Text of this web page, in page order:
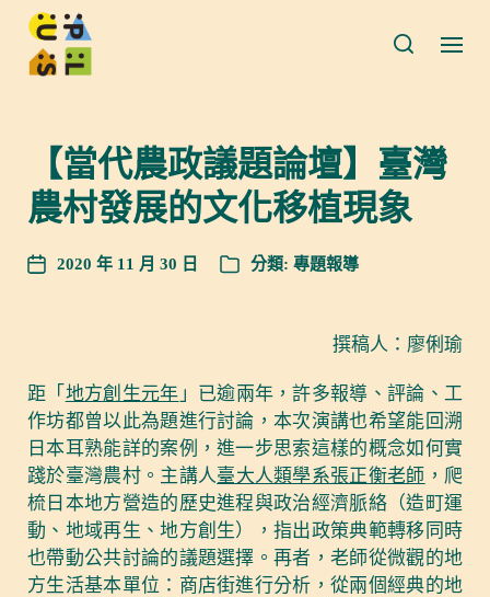
【當代農政議題論壇】臺灣
農村發展的文化移植現象
2020 年 11 月 30 日 分類: 專題報導
撰稿人：廖俐瑜
距「 地方創生元年 」已逾兩年，許多報導、評論、工
作坊都曾以此為題進行討論，本次演講也希望能回溯
日本耳熟能詳的案例，進一步思索這樣的概念如何實
踐於臺灣農村。主講人臺大人類學系張正衡老師 ，爬
梳日本地方營造的歷史進程與政治經濟脈絡（造町運
動、地域再生、地方創生），指出政策典範轉移同時
也帶動公共討論的議題選擇。再者，老師從微觀的地
方生活基本單位：商店街進行分析，從兩個經典的地